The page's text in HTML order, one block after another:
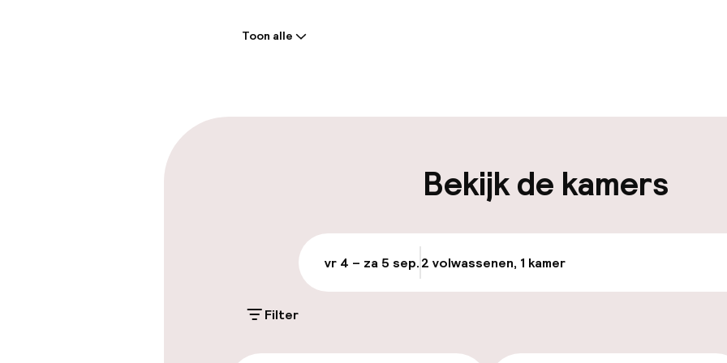
Parkeergelegenheid op eigen
€ 33,00 per dag
Openbaar parkeren
Toegankelijkheid
Toon alle
Bekijk de kamers
vr 4 – za 5 sep.2 volwassenen, 1 kamer
Filter